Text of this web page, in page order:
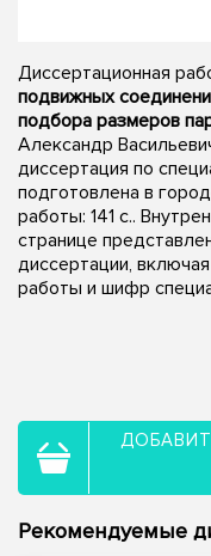
Диссертационная
подвижных
подбора размеров
Александр
диссертация по
подготовлена в
работы: 141 с..
странице
диссертации,
работы и шифр
Рекомендуемые